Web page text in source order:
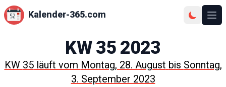
Kalender-365.com
KW352023
KW35läuft vomMontag, 28. AugustbisSonntag,
3. September 2023